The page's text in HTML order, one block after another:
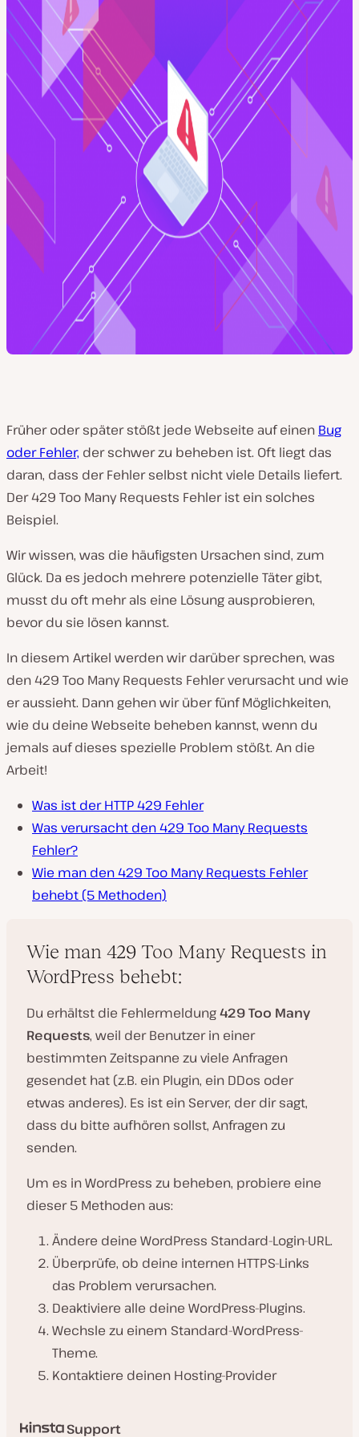
Früher oder später stößt jede Webseite auf einen Bug
oder Fehler, der schwer zu beheben ist. Oft liegt das
daran, dass der Fehler selbst nicht viele Details liefert.
Der 429 Too Many Requests Fehler ist ein solches
Beispiel.
Wir wissen, was die häufigsten Ursachen sind, zum
Glück. Da es jedoch mehrere potenzielle Täter gibt,
musst du oft mehr als eine Lösung ausprobieren,
bevor du sie lösen kannst.
In diesem Artikel werden wir darüber sprechen, was
den 429 Too Many Requests Fehler verursacht und wie
er aussieht. Dann gehen wir über fünf Möglichkeiten,
wie du deine Webseite beheben kannst, wenn du
jemals auf dieses spezielle Problem stößt. An die
Arbeit!
Was ist der HTTP 429 Fehler
Was verursacht den 429 Too Many Requests
Fehler?
Wie man den 429 Too Many Requests Fehler
behebt (5 Methoden)
Wie man 429 Too Many Requests in
WordPress behebt:
Du erhältst die Fehlermeldung429 Too Many
Requests, weil der Benutzer in einer
bestimmten Zeitspanne zu viele Anfragen
gesendet hat (z.B. ein Plugin, ein DDos oder
etwas anderes). Es ist ein Server, der dir sagt,
dass du bitte aufhören sollst, Anfragen zu
senden.
Um es in WordPress zu beheben, probiere eine
dieser 5 Methoden aus:
Ändere deine WordPress Standard-Login-URL.
Überprüfe, ob deine internen HTTPS-Links
das Problem verursachen.
Deaktiviere alle deine WordPress-Plugins.
Wechsle zu einem Standard-WordPress-
Theme.
Kontaktiere deinen Hosting-Provider
Support